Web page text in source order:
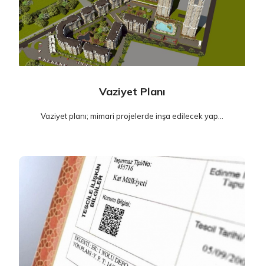
Vaziyet Planı
Vaziyet planı; mimari projelerde inşa edilecek yap...